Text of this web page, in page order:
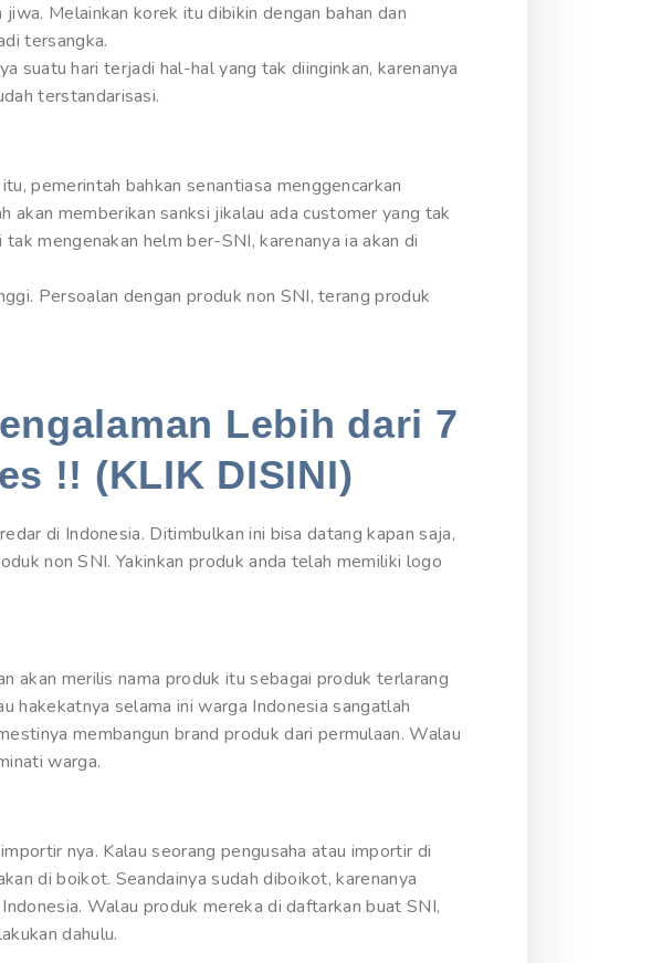
Melainkan korek itu dibikin dengan bahan dan
tersangka.
suatu hari terjadi hal-hal yang tak diinginkan, karenanya
terstandarisasi.
pemerintah bahkan senantiasa menggencarkan
akan memberikan sanksi jikalau ada customer yang tak
mengenakan helm ber-SNI, karenanya ia akan di
Persoalan dengan produk non SNI, terang produk
Lebih dari 7
!! (KLIK DISINI)
di Indonesia. Ditimbulkan ini bisa datang kapan saja,
non SNI. Yakinkan produk anda telah memiliki logo
akan merilis nama produk itu sebagai produk terlarang
hakekatnya selama ini warga Indonesia sangatlah
membangun brand produk dari permulaan. Walau
warga.
nya. Kalau seorang pengusaha atau importir di
di boikot. Seandainya sudah diboikot, karenanya
Walau produk mereka di daftarkan buat SNI,
dahulu.